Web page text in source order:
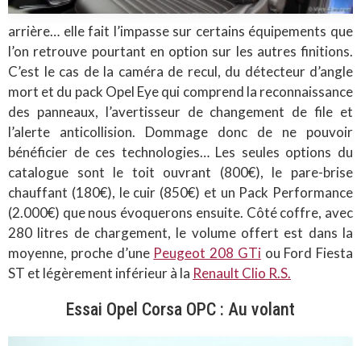
arrière… elle fait l’impasse sur certains équipements que
l’on retrouve pourtant en option sur les autres finitions.
C’est le cas de la caméra de recul, du détecteur d’angle
mort et du pack Opel Eye qui comprend la reconnaissance
des panneaux, l’avertisseur de changement de file et
l’alerte anticollision. Dommage donc de ne pouvoir
bénéficier de ces technologies… Les seules options du
catalogue sont le toit ouvrant (800€), le pare-brise
chauffant (180€), le cuir (850€) et un Pack Performance
(2.000€) que nous évoquerons ensuite. Côté coffre, avec
280 litres de chargement, le volume offert est dans la
moyenne, proche d’une Peugeot 208 GTiou Ford Fiesta
ST et légèrement inférieur à la Renault Clio R.S.
Essai Opel Corsa OPC : Au volant